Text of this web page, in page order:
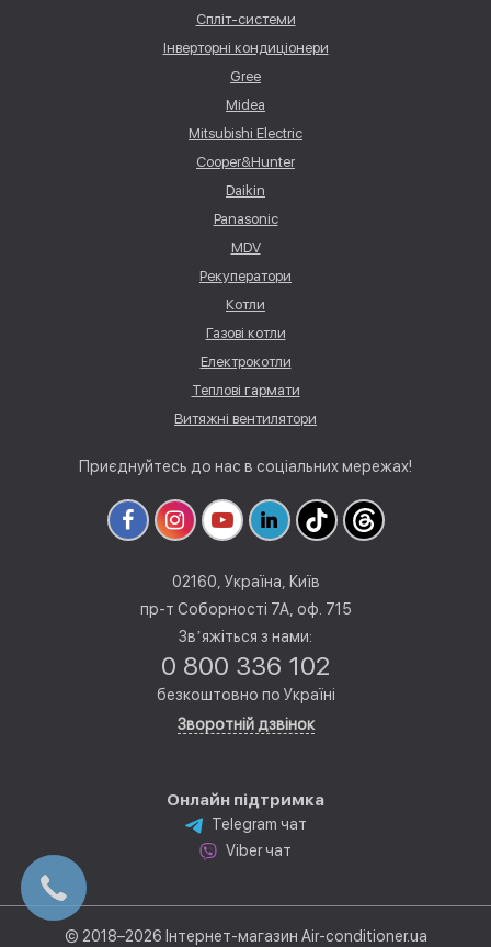
Спліт-системи
Інверторні кондиціонери
Gree
Midea
Mitsubishi Electric
Cooper&Hunter
Daikin
Panasonic
MDV
Рекуператори
Котли
Газові котли
Електрокотли
Теплові гармати
Витяжні вентилятори
Приєднуйтесь до нас в соціальних мережах!
02160, Україна, Київ
пр-т Соборності 7А, оф. 715
Звʼяжіться з нами:
0 800 336 102
безкоштовно по Україні
Зворотній дзвінок
Онлайн підтримка
Telegram чат
Viber чат
© 2018–2026 Інтернет-магазин Air-conditioner.ua